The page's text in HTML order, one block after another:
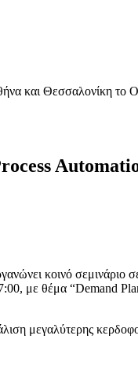
και Θεσσαλονίκη το
κοινό
με θέμα “Demand
μεγαλύτερης